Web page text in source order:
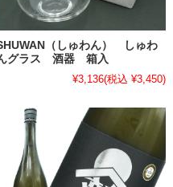
（しゅわん） しゅわ
グラス 酒器 箱入
¥3,136(税込 ¥3,450)